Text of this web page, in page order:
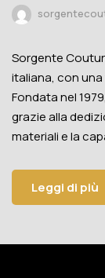
Sorgente
italiana, con
Fondata nel
grazie alla
materiali e la
Leggi di più